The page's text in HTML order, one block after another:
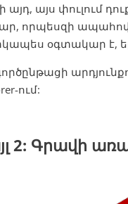
այդ, այս փուլում
որպեսզի
օգտակար է,
ում:
2: Գրավի